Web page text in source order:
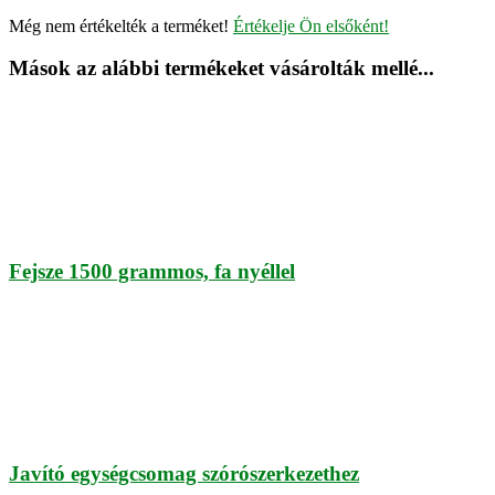
Még nem értékelték a terméket! Értékelje Ön elsőként!
Mások az alábbi termékeket vásárolták mellé...
Fejsze 1500 grammos, fa nyéllel
Javító egységcsomag szórószerkezethez